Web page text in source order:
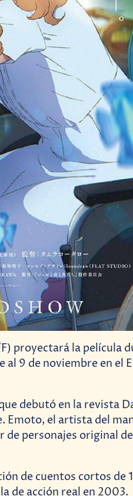
proyectará la película
al 9 de noviembre en el
debutó en la revista
Emoto, el artista del
de personajes original
de cuentos cortos de
de acción real en 2003.